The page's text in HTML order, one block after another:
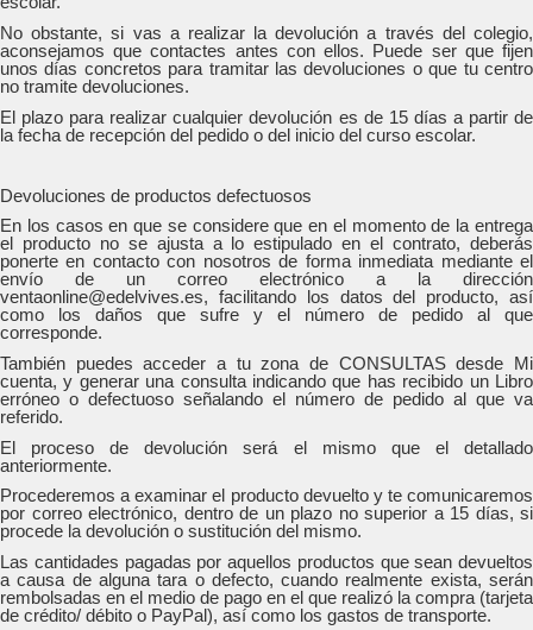
No obstante, si vas a realizar la devolución a través del colegio,
aconsejamos que contactes antes con ellos. Puede ser que fijen
unos días concretos para tramitar las devoluciones o que tu centro
no tramite devoluciones.
El plazo para realizar cualquier devolución es de 15 días a partir de
la fecha de recepción del pedido o del inicio del curso escolar.
Devoluciones de productos defectuosos
En los casos en que se considere que en el momento de la entrega
el producto no se ajusta a lo estipulado en el contrato, deberás
ponerte en contacto con nosotros de forma inmediata mediante el
envío de un correo electrónico a la dirección
ventaonline@edelvives.es, facilitando los datos del producto, así
como los daños que sufre y el número de pedido al que
corresponde.
También puedes acceder a tu zona de CONSULTAS desde Mi
cuenta, y generar una consulta indicando que has recibido un Libro
erróneo o defectuoso señalando el número de pedido al que va
referido.
El proceso de devolución será el mismo que el detallado
anteriormente.
Procederemos a examinar el producto devuelto y te comunicaremos
por correo electrónico, dentro de un plazo no superior a 15 días, si
procede la devolución o sustitución del mismo.
Las cantidades pagadas por aquellos productos que sean devueltos
a causa de alguna tara o defecto, cuando realmente exista, serán
rembolsadas en el medio de pago en el que realizó la compra (tarjeta
de crédito/ débito o PayPal), así como los gastos de transporte.